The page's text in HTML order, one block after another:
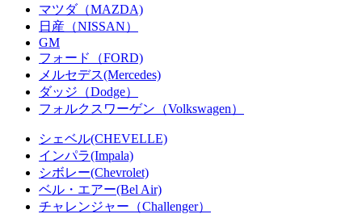
マツダ（MAZDA)
日産（NISSAN）
GM
フォード（FORD)
メルセデス(Mercedes)
ダッジ（Dodge）
フォルクスワーゲン（Volkswagen）
シェベル(CHEVELLE)
インパラ(Impala)
シボレー(Chevrolet)
ベル・エアー(Bel Air)
チャレンジャー（Challenger）